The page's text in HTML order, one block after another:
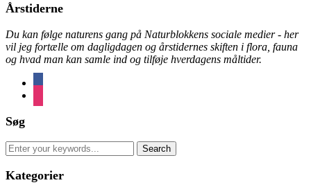
Årstiderne
Du kan følge naturens gang på Naturblokkens sociale medier - her
vil jeg fortælle om dagligdagen og årstidernes skiften i flora, fauna
og hvad man kan samle ind og tilføje hverdagens måltider.
Søg
Search
for:
Kategorier